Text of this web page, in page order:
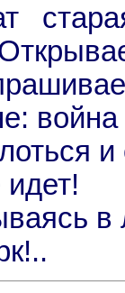
война
и
в